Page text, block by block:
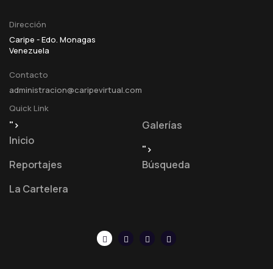
Dirección
Caripe - Edo. Monagas
Venezuela
Contacto
administracion@caripevirtual.com
Quick Link
">
Inicio
Reportajes
La Cartelera
Galerías
">
Búsqueda